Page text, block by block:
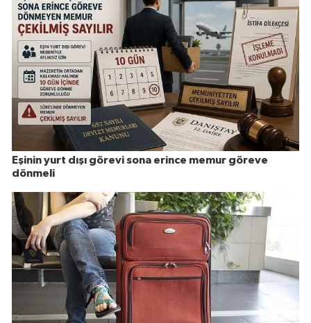
Eşinin yurt dışı görevi sona erince memur göreve
dönmeli